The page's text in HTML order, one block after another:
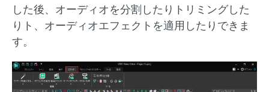
した後、オーディオを分割したりトリミングした
りト、オーディオエフェクトを適用したりできま
す。